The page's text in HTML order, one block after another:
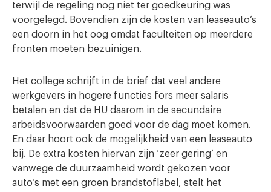
terwijl de regeling nog niet ter goedkeuring was
voorgelegd. Bovendien zijn de kosten van leaseauto’s
een doorn in het oog omdat faculteiten op meerdere
fronten moeten bezuinigen.
Het college schrijft in de brief dat veel andere
werkgevers in hogere functies fors meer salaris
betalen en dat de HU daarom in de secundaire
arbeidsvoorwaarden goed voor de dag moet komen.
En daar hoort ook de mogelijkheid van een leaseauto
bij. De extra kosten hiervan zijn ‘zeer gering’ en
vanwege de duurzaamheid wordt gekozen voor
auto’s met een groen brandstoflabel, stelt het